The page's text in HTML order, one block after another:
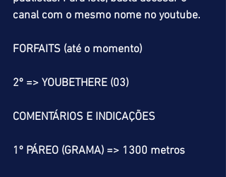
canal com o mesmo nome no youtube.
FORFAITS (até o momento)
2º => YOUBETHERE (03)
COMENTÁRIOS E INDICAÇÕES
1º PÁREO (GRAMA) => 1300 metros